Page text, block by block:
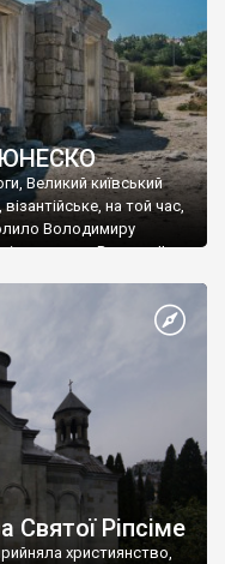
ЮНЕСКО
Великий київський
на той час,
Володимиру
імператору Василю ІІ, та
християнином.
Херсонесу Таврійського
Святої Ріпсіме
християнство,